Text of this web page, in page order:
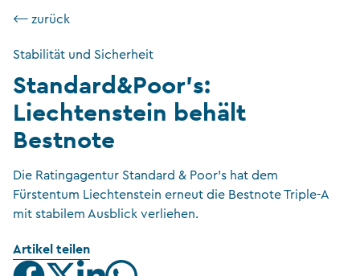
⟵ zurück
Stabilität und Sicherheit
Standard&Poor’s:
Liechtenstein behält
Bestnote
Die Ratingagentur Standard & Poor's hat dem
Fürstentum Liechtenstein erneut die Bestnote Triple-A
mit stabilem Ausblick verliehen.
Artikel teilen